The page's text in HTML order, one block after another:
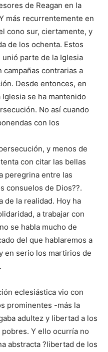
de Reagan en la
más recurrentemente en
cono sur, ciertamente, y
de los ochenta. Estos
parte de la Iglesia
contrarias a
Desde entonces, en
se ha mantenido
No así cuando
con los
y menos de
con citar las bellas
peregrina entre las
consuelos de Dios??.
de la realidad. Hoy ha
a trabajar con
se habla mucho de
del que hablaremos a
en serio los martirios de
eclesiástica vio con
prominentes -más la
adultez y libertad a los
Y ello ocurría no
abstracta ?libertad de los